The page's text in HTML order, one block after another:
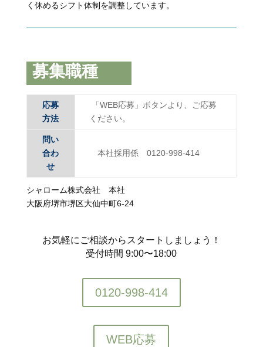
く休めるシフト体制を調整しています。
募集職種
応募
方法
「WEB応募」ボタンより、ご応募
ください。
問い
合わ
せ
本社採用係 0120-998-414
シャローム株式会社 本社
大阪府堺市堺区大仙中町6-24
お気軽にご相談からスタートしましょう！
受付時間 9:00〜18:00
0120-998-414
WEB応募